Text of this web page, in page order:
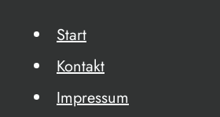
Start
Kontakt
Impressum